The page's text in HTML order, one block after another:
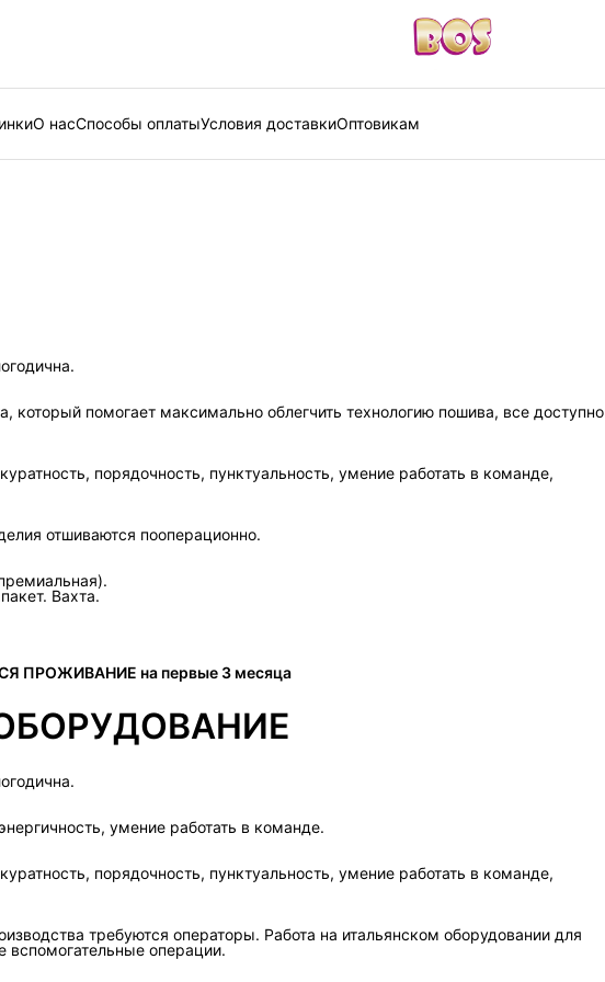
О насСпособы оплатыУсловия доставкиОптовикам
который помогает максимально облегчить технологию пошива, все доступно
порядочность, пунктуальность, умение работать в команде,
отшиваются пооперационно.
Вахта.
ПРОЖИВАНИЕ на первые 3 месяца
умение работать в команде.
порядочность, пунктуальность, умение работать в команде,
требуются операторы. Работа на итальянском оборудовании для
вспомогательные операции.